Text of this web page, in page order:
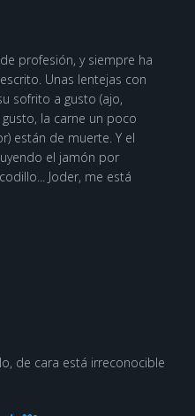
profesión, y siempre ha
Unas lentejas con
sofrito a gusto (ajo,
la carne un poco
están de muerte. Y el
el jamón por
Joder, me está
de cara está irreconocible